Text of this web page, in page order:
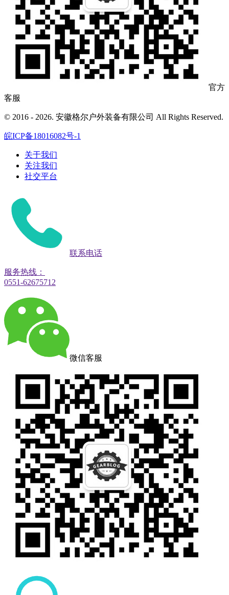
官方
客服
© 2016 - 2026. 安徽格尔户外装备有限公司 All Rights Reserved.
皖ICP备18016082号-1
关于我们
关注我们
社交平台
联系电话
服务热线：
0551-62675712
微信客服